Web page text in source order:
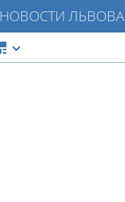
НОВОСТИ ЛЬВОВА